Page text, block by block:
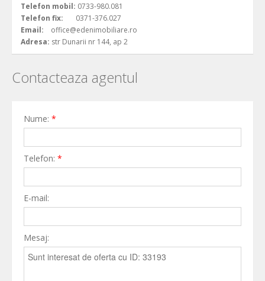
Telefon mobil: 0733-980.081
Telefon fix: 0371-376.027
Email: office@edenimobiliare.ro
Adresa: str Dunarii nr 144, ap 2
Contacteaza agentul
Nume: *
Telefon: *
E-mail:
Mesaj: